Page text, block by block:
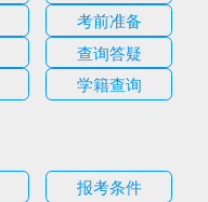
考前准备
查询答疑
学籍查询
报考条件